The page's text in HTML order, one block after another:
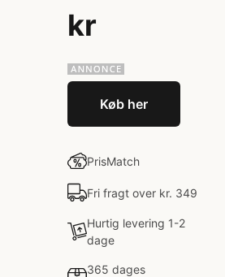
kr
Køb her
PrisMatch
Fri fragt over kr. 349
Hurtig levering 1-2
dage
365 dages